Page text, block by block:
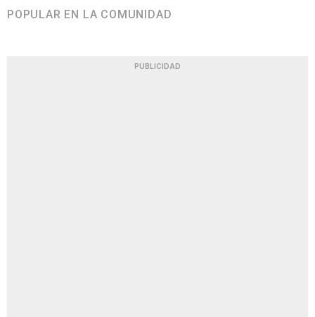
POPULAR EN LA COMUNIDAD
PUBLICIDAD